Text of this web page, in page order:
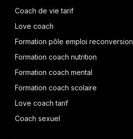
Coach de vie tarif
Love coach
Formation pôle emploi reconversion
Formation coach nutrition
Formation coach mental
Formation coach scolaire
Love coach tarif
Coach sexuel